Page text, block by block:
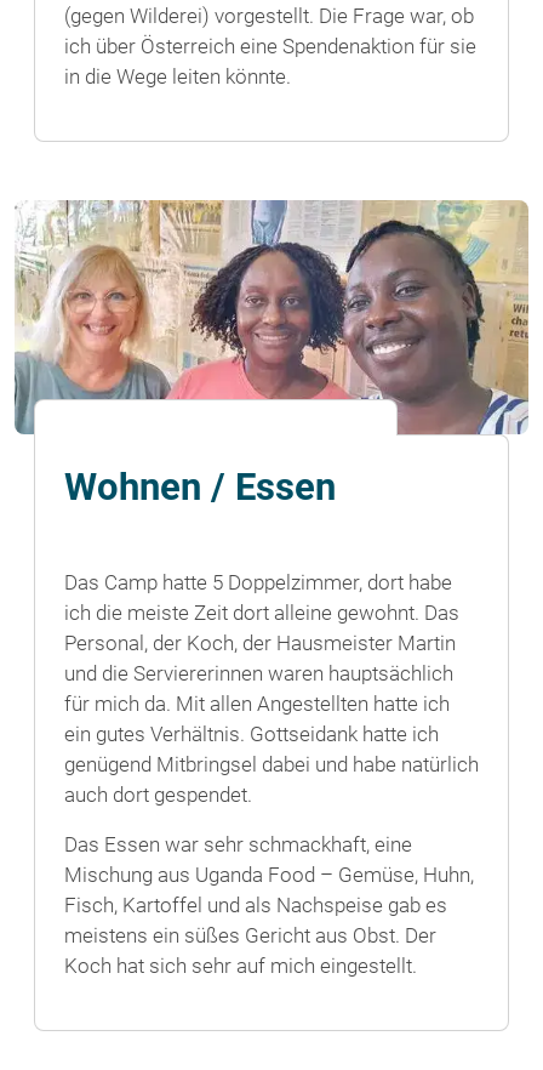
(gegen Wilderei) vorgestellt. Die Frage war, ob
ich über Österreich eine Spendenaktion für sie
in die Wege leiten könnte.
Wohnen / Essen
Das Camp hatte 5 Doppelzimmer, dort habe
ich die meiste Zeit dort alleine gewohnt. Das
Personal, der Koch, der Hausmeister Martin
und die Serviererinnen waren hauptsächlich
für mich da. Mit allen Angestellten hatte ich
ein gutes Verhältnis. Gottseidank hatte ich
genügend Mitbringsel dabei und habe natürlich
auch dort gespendet.
Das Essen war sehr schmackhaft, eine
Mischung aus Uganda Food – Gemüse, Huhn,
Fisch, Kartoffel und als Nachspeise gab es
meistens ein süßes Gericht aus Obst. Der
Koch hat sich sehr auf mich eingestellt.